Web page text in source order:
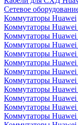
Сетевое
Коммутаторы Huawei
Коммутаторы Huawei
Коммутаторы
Коммутаторы Huawei
Коммутаторы Huawei
Коммутаторы
Коммутаторы Huawei
Коммутаторы Huawei
Коммутаторы Huawei
Коммутаторы Huawei
Коммутаторы Huawei
Коммутаторы Huawei